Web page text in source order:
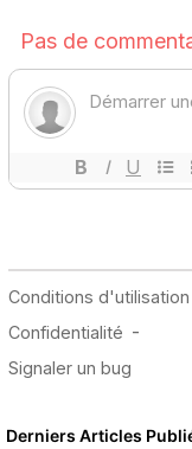
Derniers Articles